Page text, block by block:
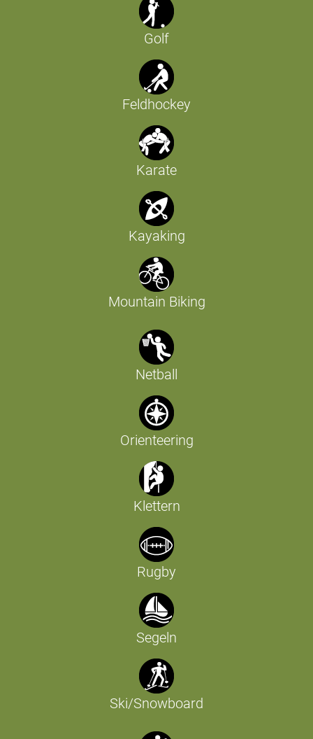
Golf
Feldhockey
Karate
Kayaking
Mountain Biking
Netball
Orienteering
Klettern
Rugby
Segeln
Ski/Snowboard